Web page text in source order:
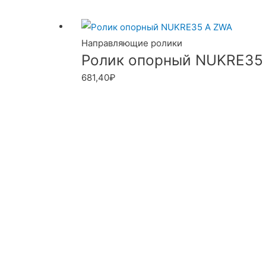
Направляющие ролики
Ролик опорный NUKRE35
681,40₽